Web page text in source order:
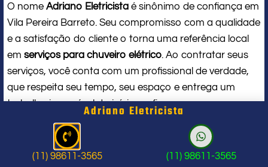
O nome Adriano Eletricista é sinônimo de confiança em
Vila Pereira Barreto. Seu compromisso com a qualidade
e a satisfação do cliente o torna uma referência local
em serviços para chuveiro elétrico. Ao contratar seus
serviços, você conta com um profissional de verdade,
que respeita seu tempo, seu espaço e entrega um
trabalho impecável do início ao fim.
Problema com chuveiro: sinais que
indicam a hora de chamar um
Adriano Eletricista
(11) 98611-3565 (11) 98611-3565